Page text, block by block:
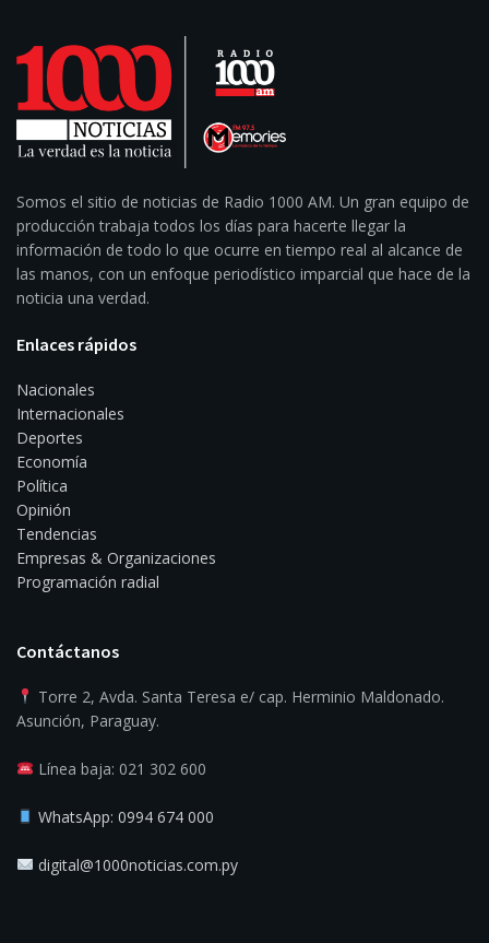
Somos el sitio de noticias de Radio 1000 AM. Un gran equipo de
producción trabaja todos los días para hacerte llegar la
información de todo lo que ocurre en tiempo real al alcance de
las manos, con un enfoque periodístico imparcial que hace de la
noticia una verdad.
Enlaces rápidos
Nacionales
Internacionales
Deportes
Economía
Política
Opinión
Tendencias
Empresas & Organizaciones
Programación radial
Contáctanos
Torre 2, Avda. Santa Teresa e/ cap. Herminio Maldonado.
Asunción, Paraguay.
Línea baja: 021 302 600
WhatsApp: 0994 674 000
digital@1000noticias.com.py